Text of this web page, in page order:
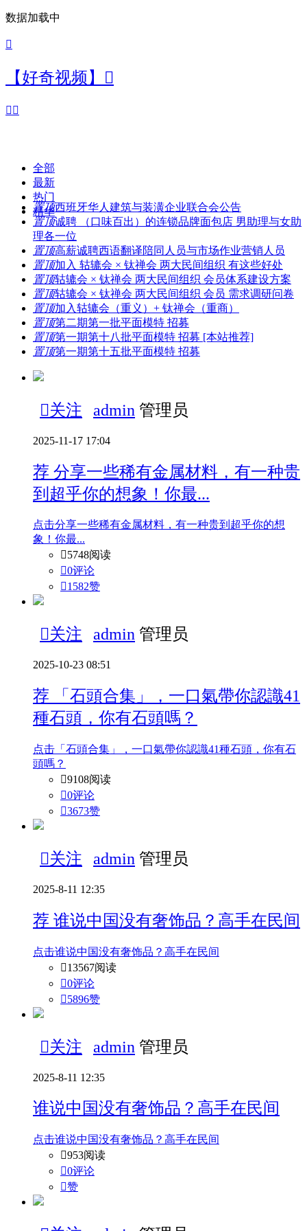
数据加载中

【好奇视频】 
 
全部
最新
热门
精华
置顶西班牙华人建筑与装潢企业联合会公告
置顶诚聘 （口味百出）的连锁品牌面包店 男助理与女助
理各一位
置顶高薪诚聘西语翻译陪同人员与市场作业营销人员
置顶加入 轱辘会 × 钛禅会 两大民间组织 有这些好处
置顶轱辘会 × 钛禅会 两大民间组织 会员体系建设方案
置顶轱辘会 × 钛禅会 两大民间组织 会员 需求调研问卷
置顶加入轱辘会（重义）+ 钛禅会（重商）
置顶第二期第一批平面模特 招募
置顶第一期第十八批平面模特 招募 [本站推荐]
置顶第一期第十五批平面模特 招募
关注 admin 管理员
2025-11-17 17:04
荐 分享一些稀有金属材料，有一种贵
到超乎你的想象！你最...
点击分享一些稀有金属材料，有一种贵到超乎你的想
象！你最...
5748阅读
0评论
1582赞
关注 admin 管理员
2025-10-23 08:51
荐 「石頭合集」，一口氣帶你認識41
種石頭，你有石頭嗎？
点击「石頭合集」，一口氣帶你認識41種石頭，你有石
頭嗎？
9108阅读
0评论
3673赞
关注 admin 管理员
2025-8-11 12:35
荐 谁说中国没有奢饰品？高手在民间
点击谁说中国没有奢饰品？高手在民间
13567阅读
0评论
5896赞
关注 admin 管理员
2025-8-11 12:35
谁说中国没有奢饰品？高手在民间
点击谁说中国没有奢饰品？高手在民间
953阅读
0评论
赞